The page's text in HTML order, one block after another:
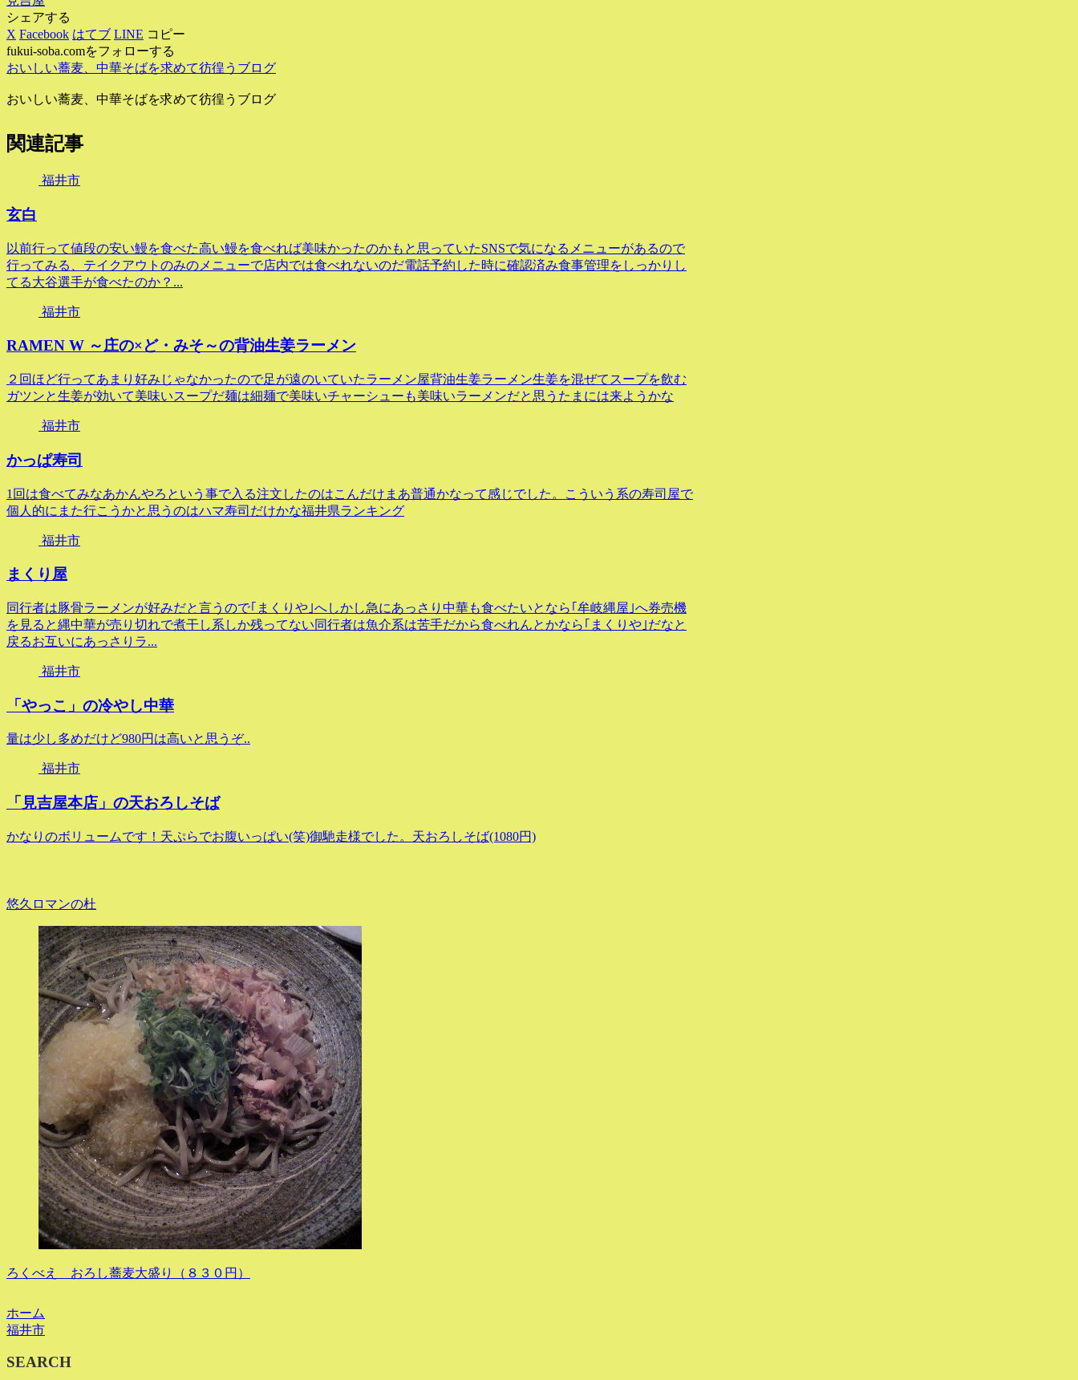
シェアする
X Facebook はてブ LINE コピー
fukui-soba.comをフォローする
おいしい蕎麦、中華そばを求めて彷徨うブログ
おいしい蕎麦、中華そばを求めて彷徨うブログ
関連記事
福井市
玄白
以前行って値段の安い鰻を食べた高い鰻を食べれば美味かったのかもと思っていたSNSで気になるメニューがあるので
行ってみる、テイクアウトのみのメニューで店内では食べれないのだ電話予約した時に確認済み食事管理をしっかりし
てる大谷選手が食べたのか？...
福井市
RAMEN W ～庄の×ど・みそ～の背油生姜ラーメン
２回ほど行ってあまり好みじゃなかったので足が遠のいていたラーメン屋背油生姜ラーメン生姜を混ぜてスープを飲む
ガツンと生姜が効いて美味いスープだ麺は細麺で美味いチャーシューも美味いラーメンだと思うたまには来ようかな
福井市
かっぱ寿司
1回は食べてみなあかんやろという事で入る注文したのはこんだけまあ普通かなって感じでした。こういう系の寿司屋で
個人的にまた行こうかと思うのはハマ寿司だけかな福井県ランキング
福井市
まくり屋
同行者は豚骨ラーメンが好みだと言うので｢まくりや｣へしかし急にあっさり中華も食べたいとなら｢牟岐縄屋｣へ券売機
を見ると縄中華が売り切れで煮干し系しか残ってない同行者は魚介系は苦手だから食べれんとかなら｢まくりや｣だなと
戻るお互いにあっさりラ...
福井市
「やっこ」の冷やし中華
量は少し多めだけど980円は高いと思うぞ..
福井市
「見吉屋本店」の天おろしそば
かなりのボリュームです！天ぷらでお腹いっぱい(笑)御馳走様でした。天おろしそば(1080円)
悠久ロマンの杜
ろくべえ おろし蕎麦大盛り（８３０円）
ホーム
福井市
SEARCH